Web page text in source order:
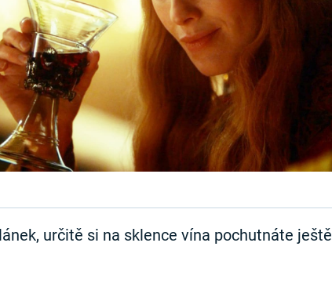
určitě si na sklence vína pochutnáte ještě